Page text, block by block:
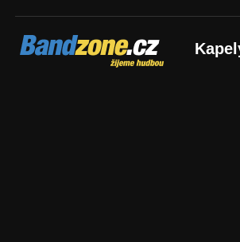
Bandzone.cz
žijeme hudbou